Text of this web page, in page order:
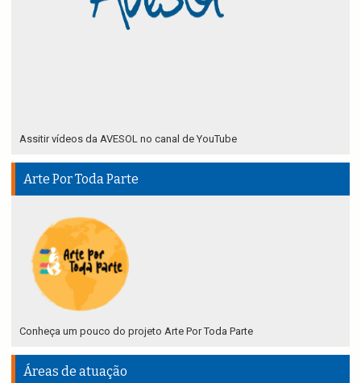
Assitir vídeos da AVESOL no canal de YouTube
Arte Por Toda Parte
Conheça um pouco do projeto Arte Por Toda Parte
Áreas de atuação